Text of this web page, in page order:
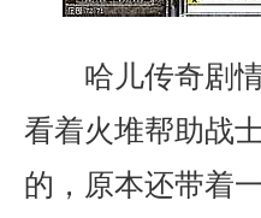
哈儿传奇剧
看着火堆帮助战
的，原本还带着